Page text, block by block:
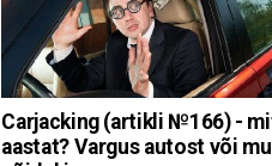
Carjacking (artikli №166) -
aastat? Vargus autost või